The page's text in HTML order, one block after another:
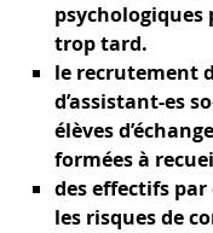
psychologiques
trop tard.
le recrutement
d’assistant-es
élèves
formées à
des effectifs
les risques de